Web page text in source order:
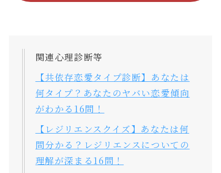
関連心理診断等
【共依存恋愛タイプ診断】あなたは
何タイプ？あなたのヤバい恋愛傾向
がわかる16問！
【レジリエンスクイズ】あなたは何
問分かる？レジリエンスについての
理解が深まる16問！